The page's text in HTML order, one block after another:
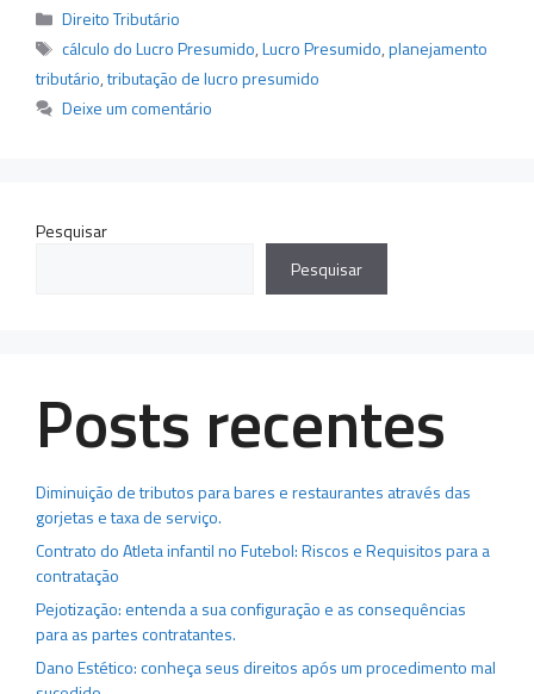
Categorias
Direito Tributário
Tags
cálculo do Lucro Presumido,Lucro Presumido,planejamento
tributário,tributação de lucro presumido
Deixe um comentário
Pesquisar
Pesquisar
Posts recentes
Diminuição de tributos para bares e restaurantes através das
gorjetas e taxa de serviço.
Contrato do Atleta infantil no Futebol: Riscos e Requisitos para a
contratação
Pejotização: entenda a sua configuração e as consequências
para as partes contratantes.
Dano Estético: conheça seus direitos após um procedimento mal